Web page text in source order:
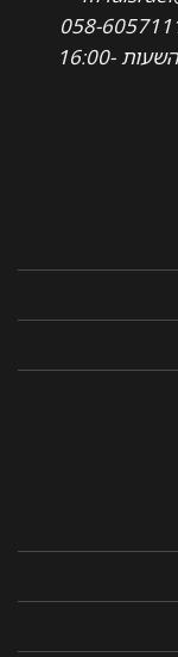
א'-ה' בין השעות 16:00-